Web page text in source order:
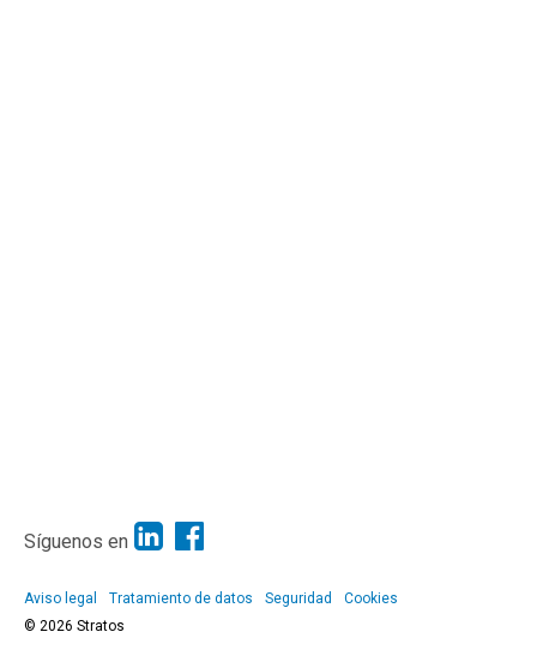
Síguenos en
Aviso legal Tratamiento de datos Seguridad
Cookies
© 2026 Stratos